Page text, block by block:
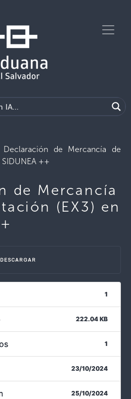
Declaración de Mercancía de
++
de Mercancía
(EX3) en
DESCARGAR
1
222.04 KB
1
23/10/2024
25/10/2024